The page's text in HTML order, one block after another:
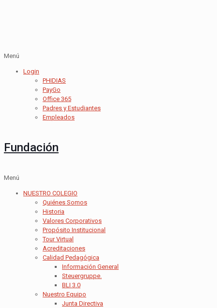
Menú
Login
PHIDIAS
PayGo
Office 365
Padres y Estudiantes
Empleados
Fundación
Menú
NUESTRO COLEGIO
Quiénes Somos
Historia
Valores Corporativos
Propósito Institucional
Tour Virtual
Acreditaciones
Calidad Pedagógica
Información General
Steuergruppe.
BLI 3.0
Nuestro Equipo
Junta Directiva